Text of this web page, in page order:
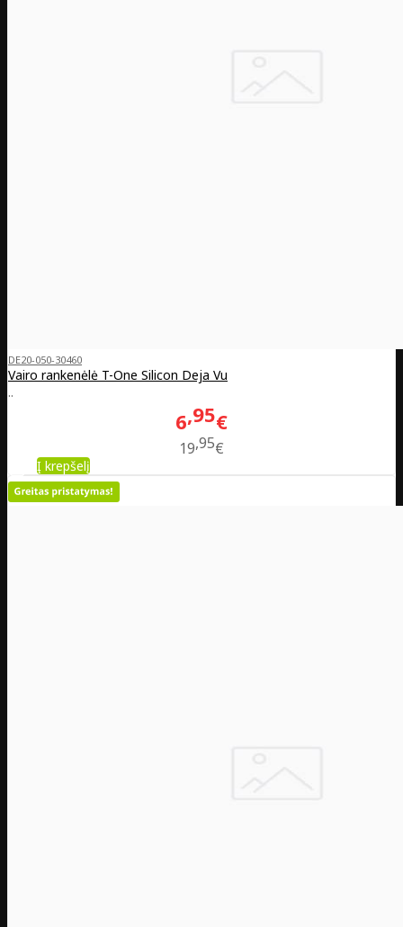
DE20-050-30460
Vairo rankenėlė T-One Silicon Deja Vu
..
6 95€
19 95€
Į krepšelį